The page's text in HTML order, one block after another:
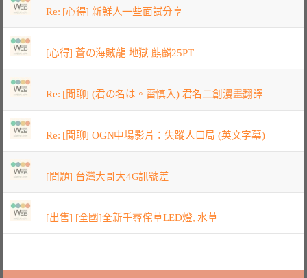
Re: [心得] 新鮮人一些面試分享
[心得] 蒼の海賊龍 地獄 麒麟25PT
Re: [閒聊] (君の名は。雷慎入) 君名二創漫畫翻譯
Re: [閒聊] OGN中場影片：失蹤人口局 (英文字幕)
[問題] 台灣大哥大4G訊號差
[出售] [全國]全新千尋侘草LED燈, 水草